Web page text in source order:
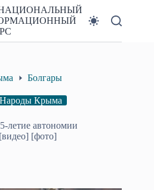
Болгары
Народы Крыма
летие автономии
[фото]